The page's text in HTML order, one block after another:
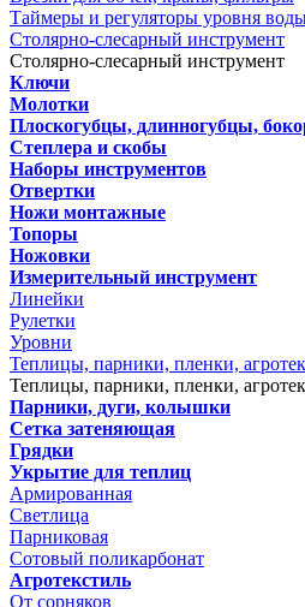
Таймеры и регуляторы уровня
Столярно-слесарный инструмент
Столярно-слесарный инструмент
Ключи
Молотки
Плоскогубцы, длинногубцы,
Степлера и скобы
Наборы инструментов
Отвертки
Ножи монтажные
Топоры
Ножовки
Измерительный инструмент
Линейки
Рулетки
Уровни
Теплицы, парники, пленки,
Теплицы, парники, пленки,
Парники, дуги, колышки
Сетка затеняющая
Грядки
Укрытие для теплиц
Армированная
Светлица
Парниковая
Сотовый поликарбонат
Агротекстиль
От сорняков